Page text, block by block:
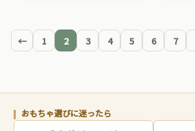
← 1 2 3 4 5 6 7
おもちゃ選びに迷ったら